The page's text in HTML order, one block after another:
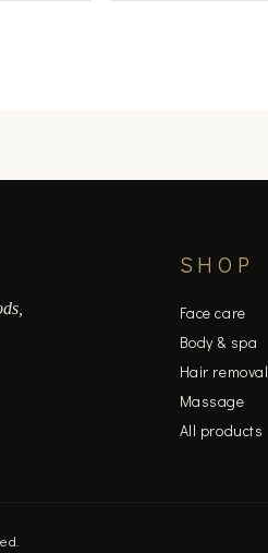
SHOP
Face care
Body & spa
Hair removal
Massage
All products